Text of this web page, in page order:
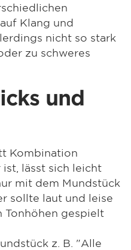
Klang und
nicht so stark
zu schweres
und
Kombination
lässt sich leicht
mit dem Mundstück
sollte laut und leise
Tonhöhen gespielt
z. B. "Alle